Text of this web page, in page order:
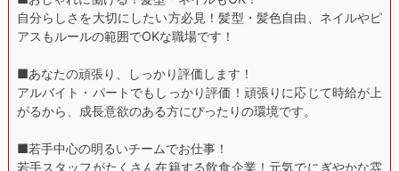
自分らしさを大切にしたい方必見！髪型・髪色自由、ネイルやピ
アスもルールの範囲でOKな職場です！
■あなたの頑張り、しっかり評価します！
アルバイト・パートでもしっかり評価！頑張りに応じて時給が上
がるから、成長意欲のある方にぴったりの環境です。
■若手中心の明るいチームでお仕事！
若手スタッフがたくさん在籍する飲食企業！元気でにぎやかな雰